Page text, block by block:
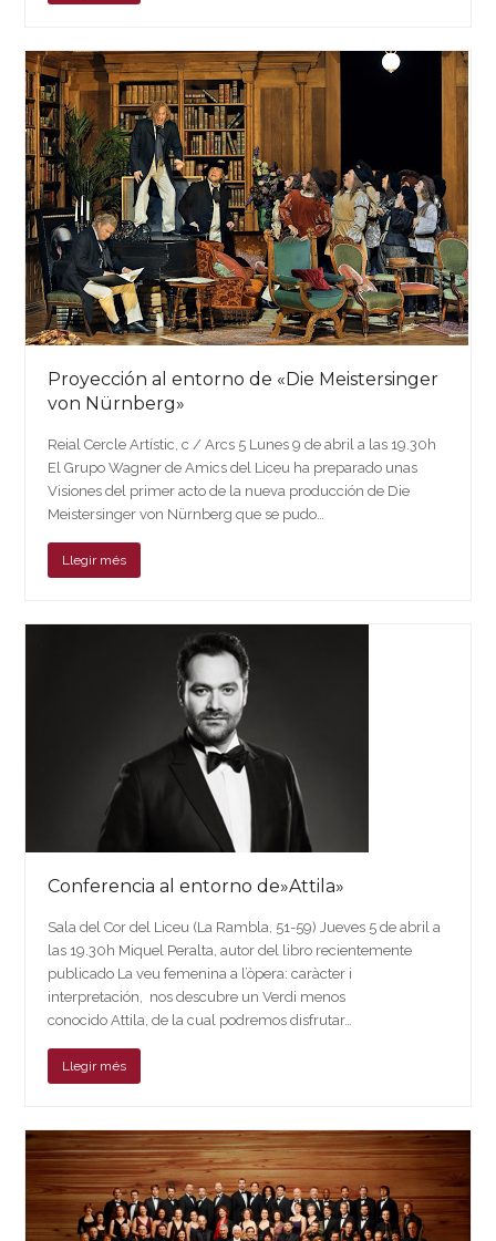
Proyección al entorno de «Die Meistersinger
von Nürnberg»
Reial Cercle Artístic, c / Arcs 5 Lunes 9 de abril a las 19.30h
El Grupo Wagner de Amics del Liceu ha preparado unas
Visiones del primer acto de la nueva producción de Die
Meistersinger von Nürnberg que se pudo…
Llegir més
Conferencia al entorno de»Attila»
Sala del Cor del Liceu (La Rambla, 51-59) Jueves 5 de abril a
las 19.30h Miquel Peralta, autor del libro recientemente
publicado La veu femenina a l’òpera: caràcter i
interpretación, nos descubre un Verdi menos
conocido Attila, de la cual podremos disfrutar…
Llegir més